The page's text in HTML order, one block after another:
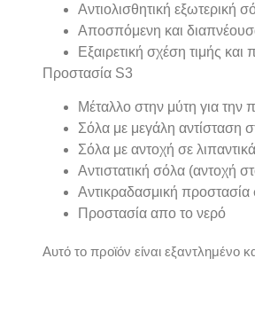
Αντιολισθητική εξωτερική
Αποσπόμενη και
Εξαιρετική σχέση τιμής και
Προστασία S3
Μέταλλο στην μύτη για την
Σόλα με μεγάλη αντίσταση
Σόλα με αντοχή σε
Αντιστατική σόλα (αντοχή
Αντικραδασμική προστασία
Προστασία απο το νερό
Αυτό το προϊόν είναι εξαντλημένο